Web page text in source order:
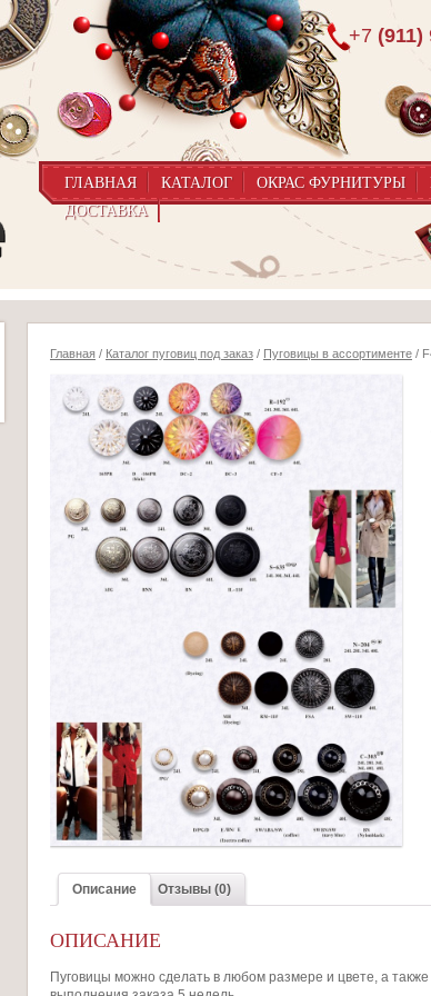
+7 (911)
ГЛАВНАЯ КАТАЛОГ ОКРАС ФУРНИТУРЫ
ДОСТАВКА
Главная / Каталог пуговиц под заказ / Пуговицы в ассортименте /
Описание Отзывы (0)
ОПИСАНИЕ
Пуговицы можно сделать в любом размере и цвете, а